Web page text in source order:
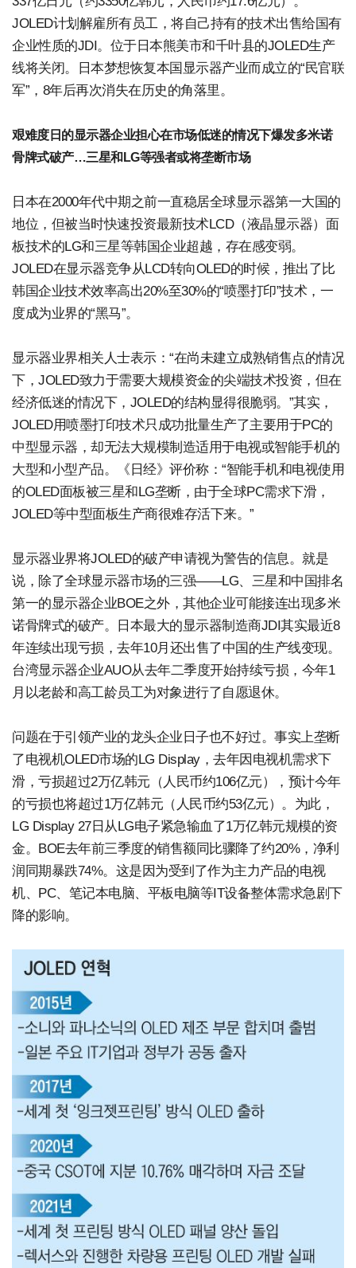
JOLED计划解雇所有员工，将自己持有的技术出售给国有
企业性质的JDI。位于日本熊美市和千叶县的JOLED生产
线将关闭。日本梦想恢复本国显示器产业而成立的“民官联
军”，8年后再次消失在历史的角落里。
艰难度日的显示器企业担心在市场低迷的情况下爆发多米诺
骨牌式破产…三星和LG等强者或将垄断市场
日本在2000年代中期之前一直稳居全球显示器第一大国的
地位，但被当时快速投资最新技术LCD（液晶显示器）面
板技术的LG和三星等韩国企业超越，存在感变弱。
JOLED在显示器竞争从LCD转向OLED的时候，推出了比
韩国企业技术效率高出20%至30%的“喷墨打印”技术，一
度成为业界的“黑马”。
显示器业界相关人士表示：“在尚未建立成熟销售点的情况
下，JOLED致力于需要大规模资金的尖端技术投资，但在
经济低迷的情况下，JOLED的结构显得很脆弱。”其实，
JOLED用喷墨打印技术只成功批量生产了主要用于PC的
中型显示器，却无法大规模制造适用于电视或智能手机的
大型和小型产品。《日经》评价称：“智能手机和电视使用
的OLED面板被三星和LG垄断，由于全球PC需求下滑，
JOLED等中型面板生产商很难存活下来。”
显示器业界将JOLED的破产申请视为警告的信息。就是
说，除了全球显示器市场的三强——LG、三星和中国排名
第一的显示器企业BOE之外，其他企业可能接连出现多米
诺骨牌式的破产。日本最大的显示器制造商JDI其实最近8
年连续出现亏损，去年10月还出售了中国的生产线变现。
台湾显示器企业AUO从去年二季度开始持续亏损，今年1
月以老龄和高工龄员工为对象进行了自愿退休。
问题在于引领产业的龙头企业日子也不好过。事实上垄断
了电视机OLED市场的LG Display，去年因电视机需求下
滑，亏损超过2万亿韩元（人民币约106亿元），预计今年
的亏损也将超过1万亿韩元（人民币约53亿元）。为此，
LG Display 27日从LG电子紧急输血了1万亿韩元规模的资
金。BOE去年前三季度的销售额同比骤降了约20%，净利
润同期暴跌74%。这是因为受到了作为主力产品的电视
机、PC、笔记本电脑、平板电脑等IT设备整体需求急剧下
降的影响。